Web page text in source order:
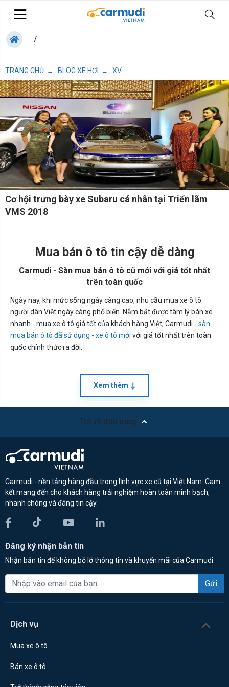
/
TRANG CHỦ → BLOG XE HƠI → XV
Cơ hội trưng bày xe Subaru cá nhân tại Triển lãm
VMS 2018
Mua bán ô tô tin cậy dễ dàng
Carmudi - Sàn mua bán ô tô cũ mới với giá tốt nhất
trên toàn quốc
Ngày nay, khi mức sống ngày càng cao, nhu cầu mua xe ô tô
người dân Việt ngày càng phổ biến. Nắm bắt được tâm lý bán xe
nhanh - mua xe ô tô giá tốt của khách hàng Việt, Carmudi - sàn
mua bán ô tô đã sử dụng - xe ô tô mới với giá tốt nhất trên toàn
quốc chính thức ra đời.
Xem thêm
Trở về đầu trang
Carmudi - nền tảng hàng đầu trong lĩnh vực xe cũ tại Việt Nam. Cam
kết mang đến cho khách hàng trải nghiệm hoàn toàn minh bạch,
nhanh chóng và đáng tin cậy.
Đăng ký nhận bản tin
Nhận bản tin để không bỏ lỡ thông tin và khuyến mãi của Carmudi
Gửi
Dịch vụ
Mua xe ô tô
Bán xe ô tô